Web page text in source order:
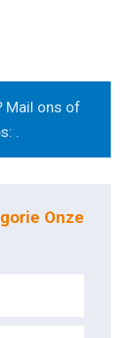
Mail ons of
.
Onze